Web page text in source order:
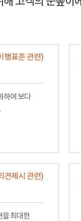
행표준 관련)
하여 보다
견제시 관련)
을 최대한